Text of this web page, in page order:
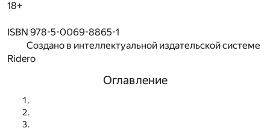
18+
ISBN 978-5-0069-8865-1
Создано в интеллектуальной издательской системе
Ridero
Оглавление